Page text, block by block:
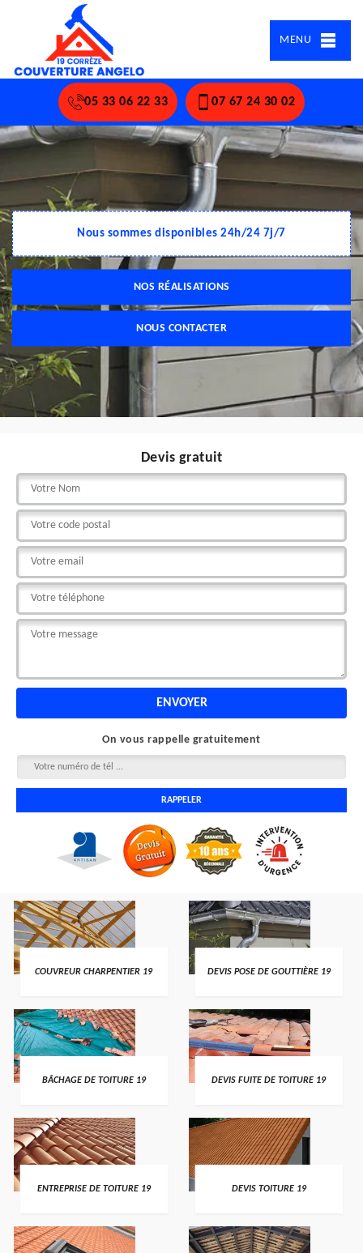
MENU
05 33 06 22 33 07 67 24 30 02
Nous sommes disponibles 24h/24 7j/7
NOS RÉALISATIONS
NOUS CONTACTER
Devis gratuit
On vous rappelle gratuitement
COUVREUR CHARPENTIER 19 DEVIS POSE DE GOUTTIÈRE 19
BÂCHAGE DE TOITURE 19 DEVIS FUITE DE TOITURE 19
ENTREPRISE DE TOITURE 19 DEVIS TOITURE 19